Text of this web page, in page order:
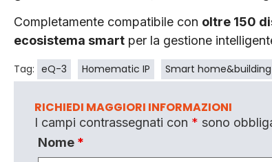
Completamente compatibile con oltre 150
ecosistema smart per la gestione
Tag: eQ-3 Homematic IP Smart home&building
RICHIEDI MAGGIORI INFORMAZIONI
I campi contrassegnati con * sono
Nome *